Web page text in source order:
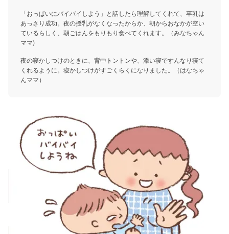
「おっぱいにバイバイしよう」と話したら理解してくれて、卒乳は
あっさり成功。夜の授乳がなくなったからか、朝からおなかが空い
ているらしく、朝ごはんをもりもり食べてくれます。（みなちゃん
ママ)
夜の寝かしつけのときに、背中トントンや、添い寝ですんなり寝て
くれるように。寝かしつけがすごくらくになりました。（はなちゃ
んママ）